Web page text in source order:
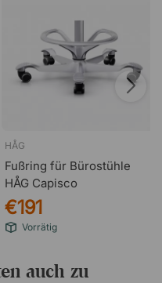
HÅG
Fußring für Bürostühle
HÅG Capisco
€191
Vorrätig
auch zu